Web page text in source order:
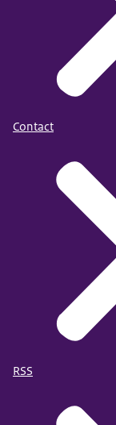
Contact
RSS